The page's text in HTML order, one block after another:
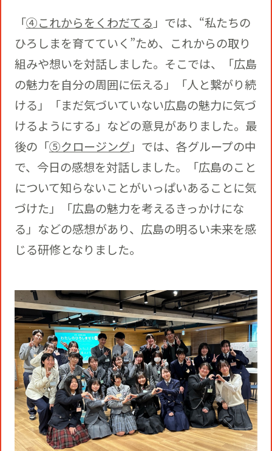
「④これからをくわだてる」では、“私たちの
ひろしまを育てていく”ため、これからの取り
組みや想いを対話しました。そこでは、「広島
の魅力を自分の周囲に伝える」「人と繋がり続
ける」「まだ気づいていない広島の魅力に気づ
けるようにする」などの意見がありました。最
後の「⑤クロージング」では、各グループの中
で、今日の感想を対話しました。「広島のこと
について知らないことがいっぱいあることに気
づけた」「広島の魅力を考えるきっかけにな
る」などの感想があり、広島の明るい未来を感
じる研修となりました。